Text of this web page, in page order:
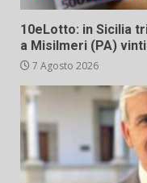
10eLotto: in Sicilia
a Misilmeri (PA)
7 Agosto 2026